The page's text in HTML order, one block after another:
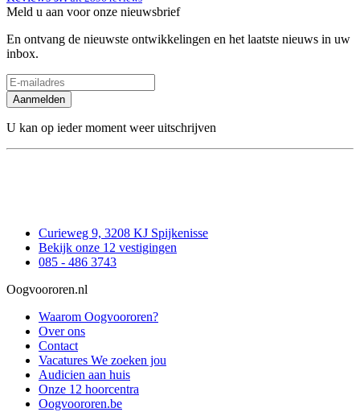
Meld u aan voor onze nieuwsbrief
En ontvang de nieuwste ontwikkelingen en het laatste nieuws in uw
inbox.
Aanmelden
U kan op ieder moment weer uitschrijven
Curieweg 9, 3208 KJ Spijkenisse
Bekijk onze 12 vestigingen
085 - 486 3743
Oogvoororen.nl
Waarom Oogvoororen?
Over ons
Contact
Vacatures We zoeken jou
Audicien aan huis
Onze 12 hoorcentra
Oogvoororen.be